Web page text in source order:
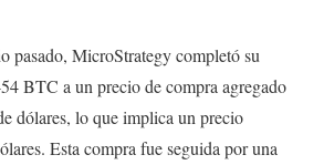
pasado, MicroStrategy completó su
BTC a un precio de compra agregado
dólares, lo que implica un precio
Esta compra fue seguida por una